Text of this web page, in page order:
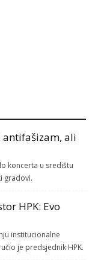
antifašizam, ali
koncerta u središtu
gradovi.
HPK: Evo
institucionalne
je predsjednik HPK.